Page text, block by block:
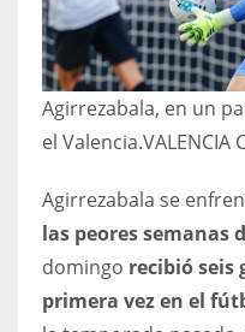
Agirrezabala, en un
el Valencia.VALENCIA
Agirrezabala se
las peores semanas
domingo recibió seis
primera vez en el